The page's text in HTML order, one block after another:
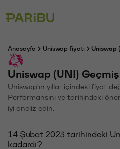
Anasayfa Uniswap fiyatı Uniswap
Uniswap (UNI)
Uniswap'ın yıllar içindeki fiyat
Performansını ve tarihindeki
iyi analiz edin.
14 Şubat 2023 tarihindeki
kadardı?